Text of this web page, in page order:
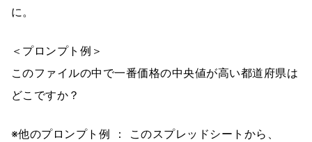
に。
＜プロンプト例＞
このファイルの中で一番価格の中央値が高い都道府県は
どこですか？
※他のプロンプト例 ： このスプレッドシートから、